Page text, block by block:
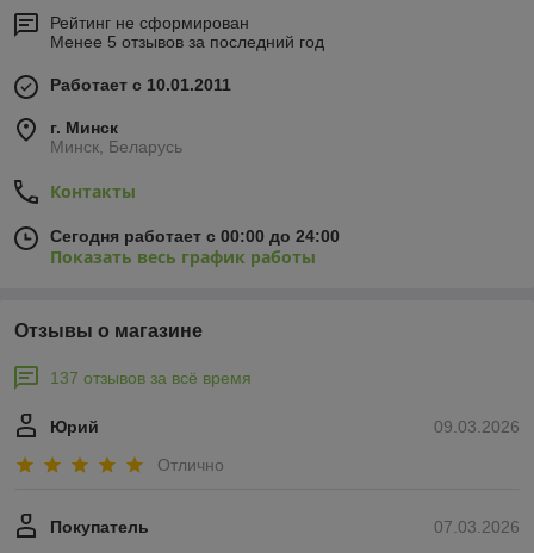
Рейтинг не сформирован
Менее 5 отзывов за последний год
Работает с 10.01.2011
г. Минск
Минск, Беларусь
Контакты
Сегодня работает с 00:00 до 24:00
Показать весь график работы
Отзывы о магазине
137 отзывов за всё время
09.03.2026
Юрий
Отлично
07.03.2026
Покупатель